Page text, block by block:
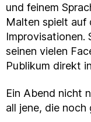
und feinem
Malten spielt auf
Improvisationen.
seinen vielen
Publikum direkt
Ein Abend nicht
all jene, die